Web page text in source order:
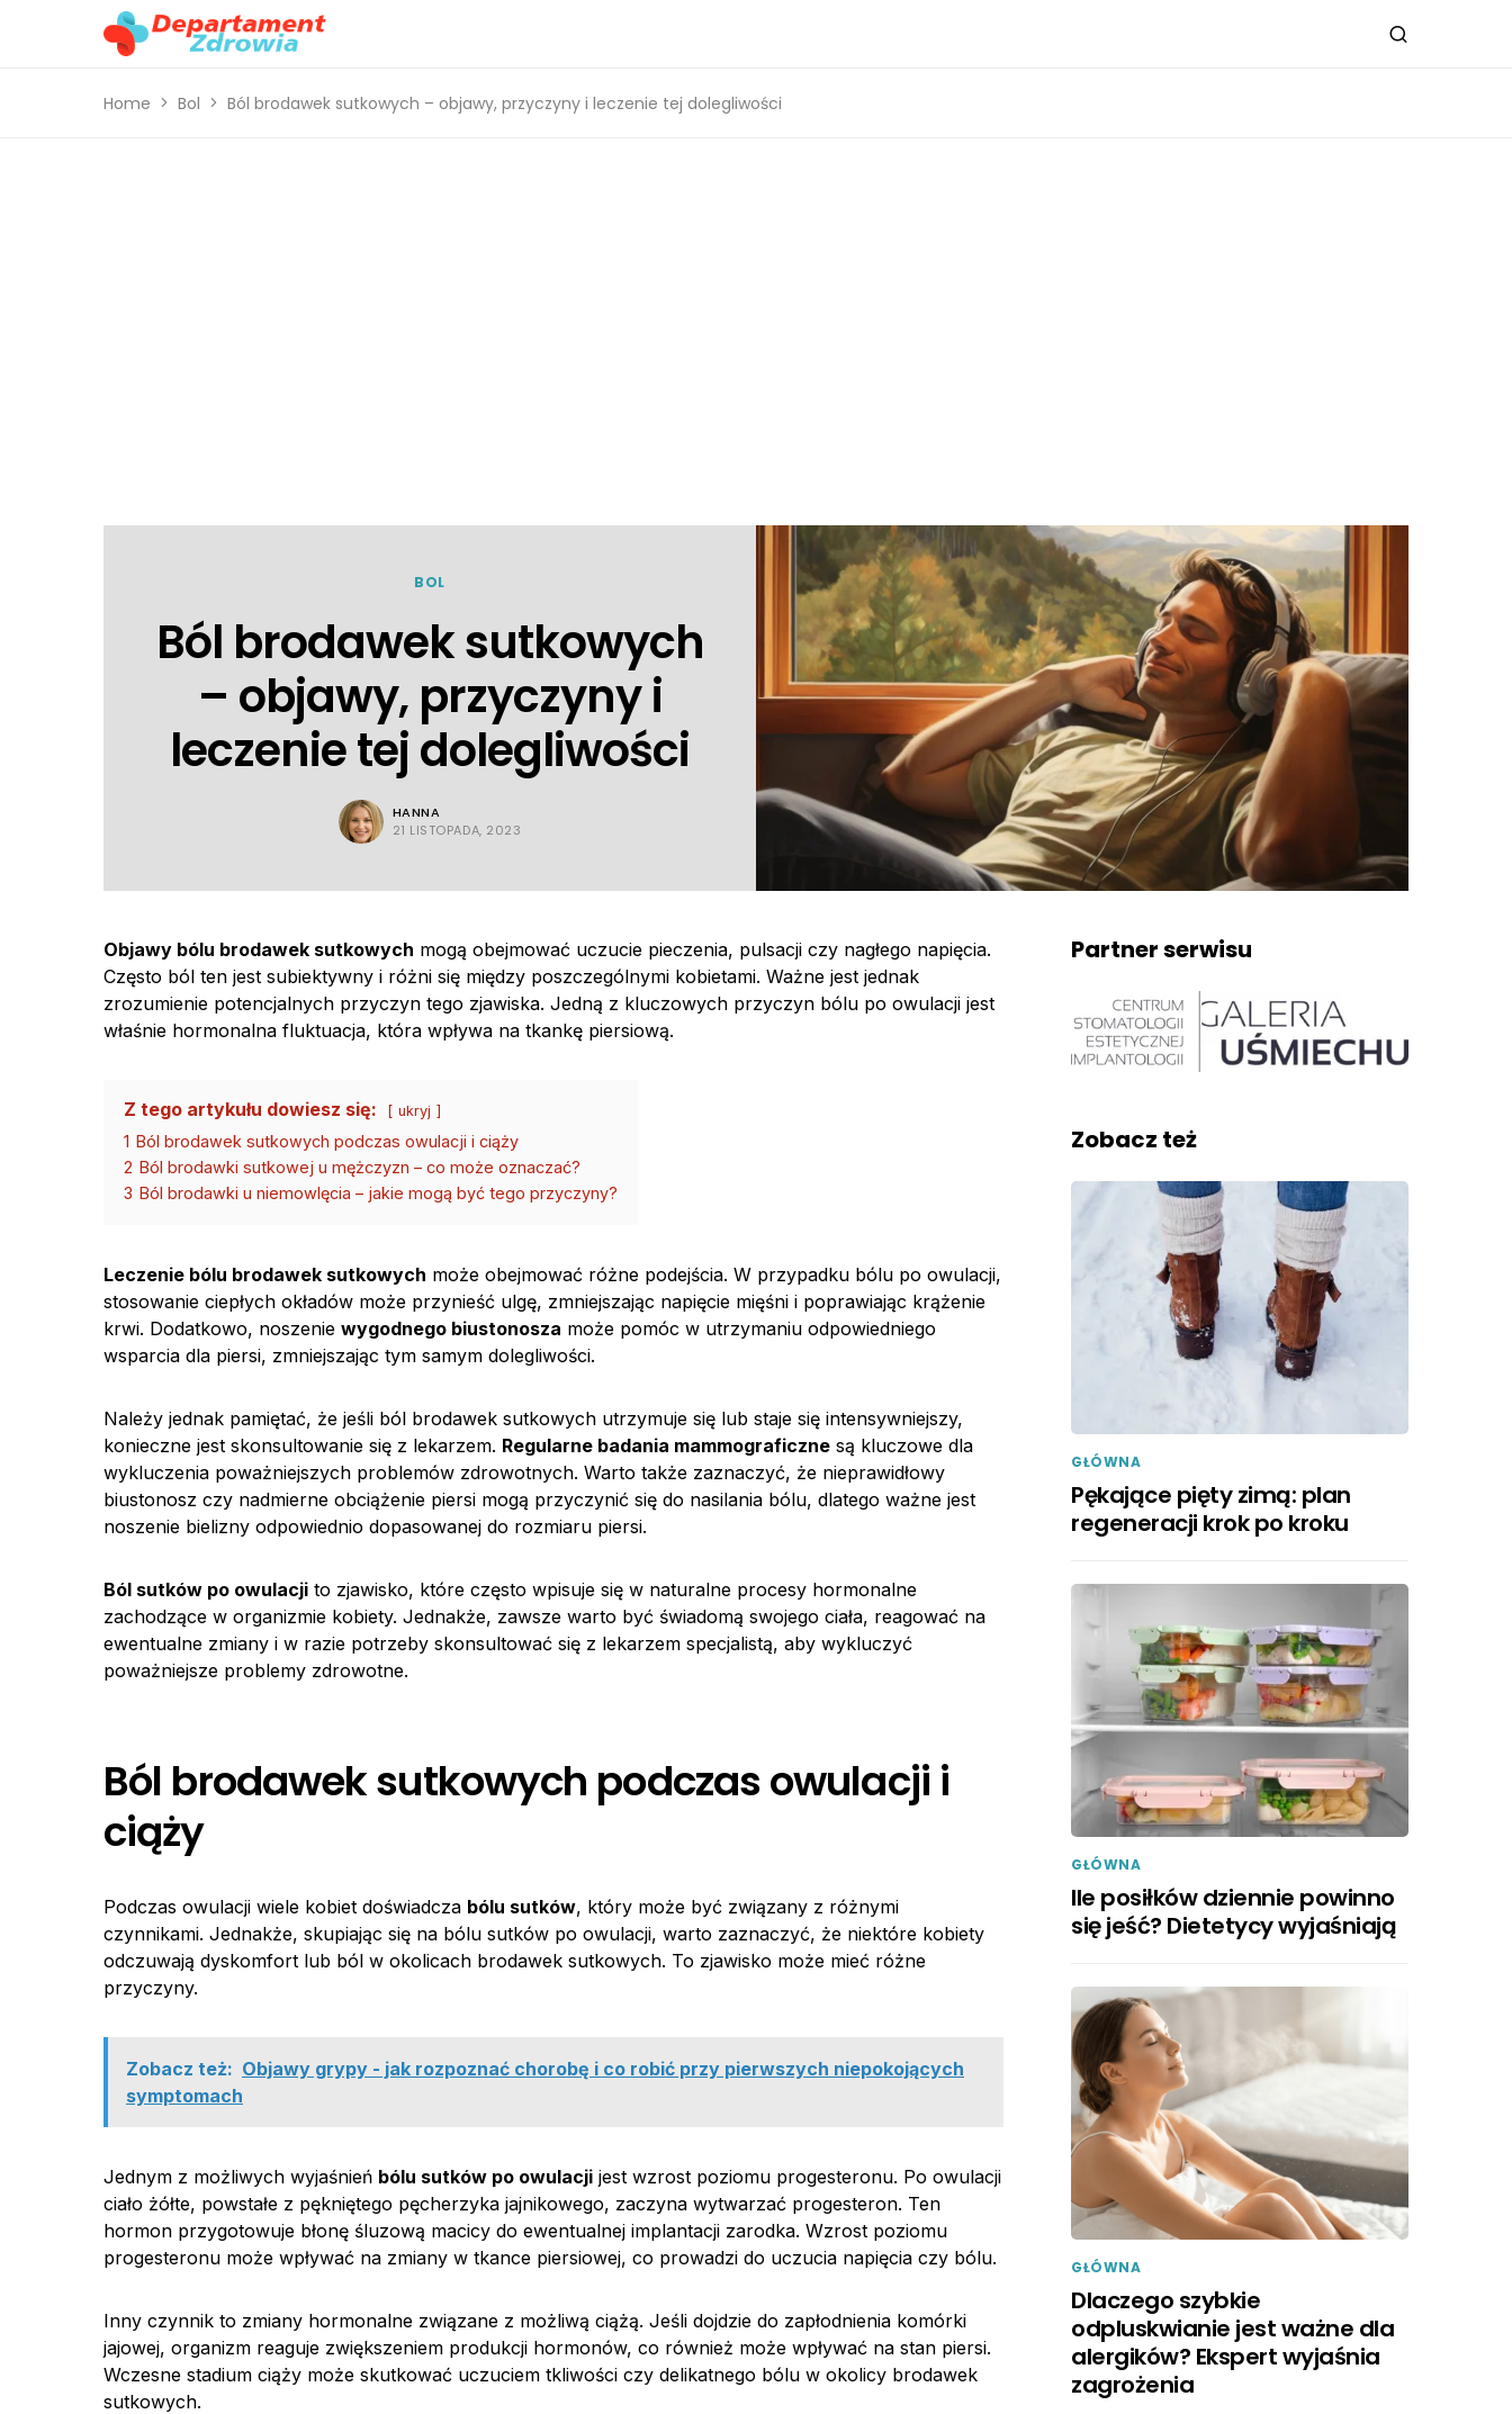
Home Bol Ból brodawek sutkowych – objawy, przyczyny i leczenie tej dolegliwości
BOL
Ból brodawek sutkowych
– objawy, przyczyny i
leczenie tej dolegliwości
HANNA
21 LISTOPADA, 2023
Objawy bólu brodawek sutkowych mogą obejmować uczucie pieczenia, pulsacji czy nagłego napięcia.
Często ból ten jest subiektywny i różni się między poszczególnymi kobietami. Ważne jest jednak
zrozumienie potencjalnych przyczyn tego zjawiska. Jedną z kluczowych przyczyn bólu po owulacji jest
właśnie hormonalna fluktuacja, która wpływa na tkankę piersiową.
Z tego artykułu dowiesz się: ukryj
1 Ból brodawek sutkowych podczas owulacji i ciąży
2 Ból brodawki sutkowej u mężczyzn – co może oznaczać?
3 Ból brodawki u niemowlęcia – jakie mogą być tego przyczyny?
Leczenie bólu brodawek sutkowych może obejmować różne podejścia. W przypadku bólu po owulacji,
stosowanie ciepłych okładów może przynieść ulgę, zmniejszając napięcie mięśni i poprawiając krążenie
krwi. Dodatkowo, noszenie wygodnego biustonosza może pomóc w utrzymaniu odpowiedniego
wsparcia dla piersi, zmniejszając tym samym dolegliwości.
Należy jednak pamiętać, że jeśli ból brodawek sutkowych utrzymuje się lub staje się intensywniejszy,
konieczne jest skonsultowanie się z lekarzem. Regularne badania mammograficzne są kluczowe dla
wykluczenia poważniejszych problemów zdrowotnych. Warto także zaznaczyć, że nieprawidłowy
biustonosz czy nadmierne obciążenie piersi mogą przyczynić się do nasilania bólu, dlatego ważne jest
noszenie bielizny odpowiednio dopasowanej do rozmiaru piersi.
Ból sutków po owulacji to zjawisko, które często wpisuje się w naturalne procesy hormonalne
zachodzące w organizmie kobiety. Jednakże, zawsze warto być świadomą swojego ciała, reagować na
ewentualne zmiany i w razie potrzeby skonsultować się z lekarzem specjalistą, aby wykluczyć
poważniejsze problemy zdrowotne.
Ból brodawek sutkowych podczas owulacji i
ciąży
Podczas owulacji wiele kobiet doświadcza bólu sutków, który może być związany z różnymi
czynnikami. Jednakże, skupiając się na bólu sutków po owulacji, warto zaznaczyć, że niektóre kobiety
odczuwają dyskomfort lub ból w okolicach brodawek sutkowych. To zjawisko może mieć różne
przyczyny.
Zobacz też: Objawy grypy - jak rozpoznać chorobę i co robić przy pierwszych niepokojących
symptomach
Jednym z możliwych wyjaśnień bólu sutków po owulacji jest wzrost poziomu progesteronu. Po owulacji
ciało żółte, powstałe z pękniętego pęcherzyka jajnikowego, zaczyna wytwarzać progesteron. Ten
hormon przygotowuje błonę śluzową macicy do ewentualnej implantacji zarodka. Wzrost poziomu
progesteronu może wpływać na zmiany w tkance piersiowej, co prowadzi do uczucia napięcia czy bólu.
Inny czynnik to zmiany hormonalne związane z możliwą ciążą. Jeśli dojdzie do zapłodnienia komórki
jajowej, organizm reaguje zwiększeniem produkcji hormonów, co również może wpływać na stan piersi.
Wczesne stadium ciąży może skutkować uczuciem tkliwości czy delikatnego bólu w okolicy brodawek
sutkowych.
Partner serwisu
Zobacz też
GŁÓWNA
Pękające pięty zimą: plan
regeneracji krok po kroku
GŁÓWNA
Ile posiłków dziennie powinno
się jeść? Dietetycy wyjaśniają
GŁÓWNA
Dlaczego szybkie
odpluskwianie jest ważne dla
alergików? Ekspert wyjaśnia
zagrożenia